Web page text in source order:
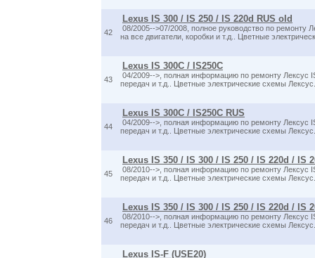
42
Lexus IS 300 / IS 250 / IS 220d RUS old
08/2005-->07/2008, полное руководство по
на все двигатели, коробки и т.д.. Цветные
43
Lexus IS 300C / IS250C
04/2009-->, полная информацию по ремонту Лексус
передач и т.д.. Цветные электрические схемы Лексус.
44
Lexus IS 300C / IS250C RUS
04/2009-->, полная информацию по ремонту Лексус
передач и т.д.. Цветные электрические схемы Лексус.
45
Lexus IS 350 / IS 300 / IS 250 / IS 220d / IS
08/2010-->, полная информацию по ремонту Лексус
передач и т.д.. Цветные электрические схемы Лексус.
46
Lexus IS 350 / IS 300 / IS 250 / IS 220d / IS
08/2010-->, полная информацию по ремонту Лексус
передач и т.д.. Цветные электрические схемы Лексус.
Lexus IS-F (USE20)